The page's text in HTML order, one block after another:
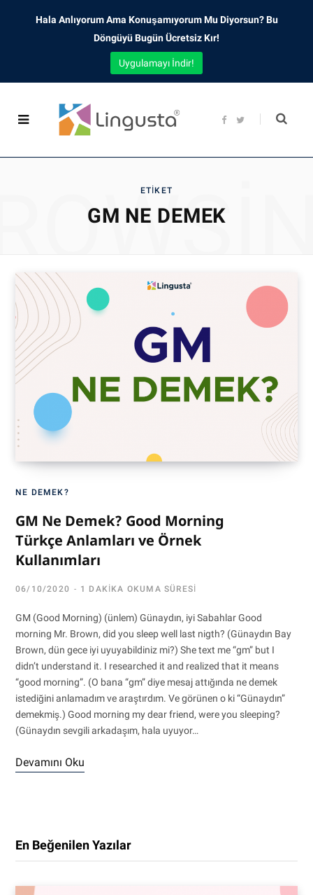
F
b
t
ETIKET
GM NE DEMEK
NE DEMEK?
GM Ne Demek? Good Morning
Türkçe Anlamları ve Örnek
Kullanımları
06/10/2020 1 DAKIKA OKUMA SÜRESI
GM (Good Morning) (ünlem) Günaydın, iyi Sabahlar Good
morning Mr. Brown, did you sleep well last nigth? (Günaydın Bay
Brown, dün gece iyi uyuyabildiniz mi?) She text me “gm” but I
didn’t understand it. I researched it and realized that it means
“good morning”. (O bana “gm” diye mesaj attığında ne demek
istediğini anlamadım ve araştırdım. Ve görünen o ki “Günaydın”
demekmiş.) Good morning my dear friend, were you sleeping?
(Günaydın sevgili arkadaşım, hala uyuyor…
Devamını Oku
En Beğenilen Yazılar
Hala Anlıyorum Ama Konuşamıyorum Mu Diyorsun? Bu
Döngüyü Bugün Ücretsiz Kır!
Uygulamayı İndir!